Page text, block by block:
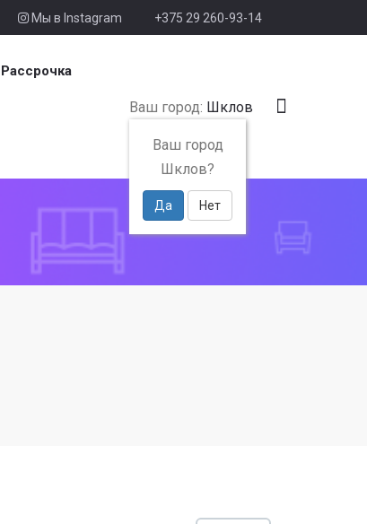
Мы в Instagram +375 29 260-93-14
Рассрочка
Ваш город: Шклов
Ваш город
Шклов?
Да Нет